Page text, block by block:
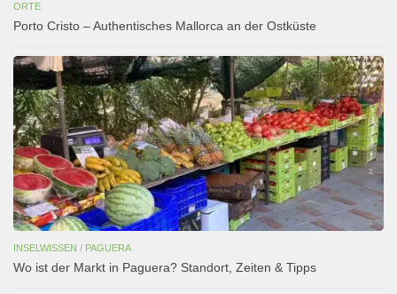
ORTE
Porto Cristo – Authentisches Mallorca an der Ostküste
INSELWISSEN / PAGUERA
Wo ist der Markt in Paguera? Standort, Zeiten & Tipps